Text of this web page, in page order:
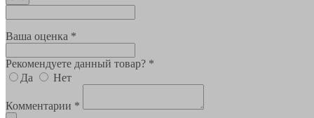
Ваша оценка *
Рекомендуете данный товар? *
Да
Нет
Комментарии *